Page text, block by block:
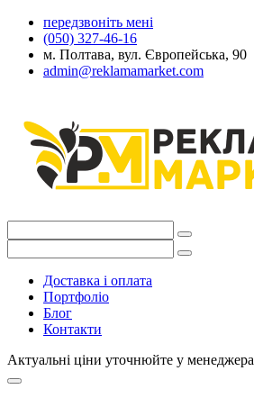
передзвоніть мені
(050) 327-46-16
м. Полтава, вул. Європейська, 90
admin@reklamamarket.com
Доставка і оплата
Портфоліо
Блог
Контакти
Актуальні ціни уточнюйте у менеджера